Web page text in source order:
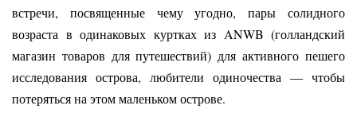
встречи, посвященные чему угодно, пары солидного
возраста в одинаковых куртках из ANWB (голландский
магазин товаров для путешествий) для активного пешего
исследования острова, любители одиночества — чтобы
потеряться на этом маленьком острове.